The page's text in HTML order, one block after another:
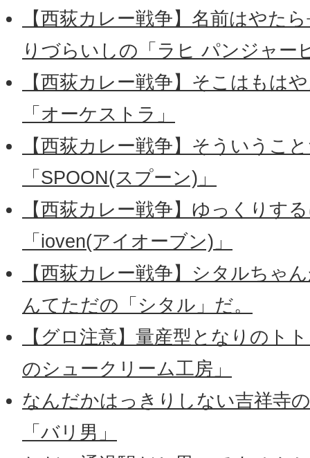
【西荻カレー戦争】名前はやた
りづらいしの「ラヒ パンジャー
【西荻カレー戦争】そこはもは
「オーケストラ」
【西荻カレー戦争】そういうこ
「SPOON(スプーン)」
【西荻カレー戦争】ゆっくりす
「ioven(アイオーブン)」
【西荻カレー戦争】シタルちゃ
んてただの「シタル」だ。
【グロ注意】量産型となりのト
のシュークリーム工房」
なんだかはっきりしない吉祥寺
「バリ男」